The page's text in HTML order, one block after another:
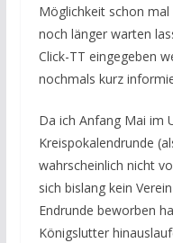
Möglichkeit schon
noch länger warten
Click-TT eingegeben
nochmals kurz
Da ich Anfang Mai im
Kreispokalendrunde
wahrscheinlich nicht
sich bislang kein
Endrunde beworben
Königslutter